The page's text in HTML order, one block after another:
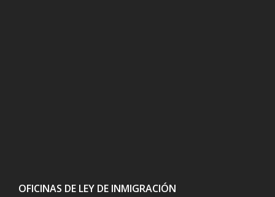
OFICINAS DE LEY DE INMIGRACIÓN